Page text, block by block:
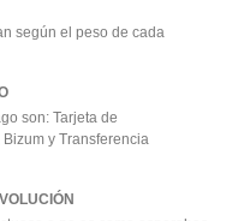
según el peso de cada
son: Tarjeta de
y Transferencia